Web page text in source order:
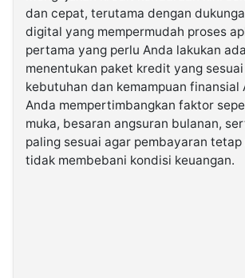
dan cepat, terutama dengan
digital yang mempermudah proses
pertama yang perlu Anda lakukan
menentukan paket kredit yang
kebutuhan dan kemampuan finansial
Anda mempertimbangkan faktor
muka, besaran angsuran bulanan,
paling sesuai agar pembayaran tetap
tidak membebani kondisi keuangan.